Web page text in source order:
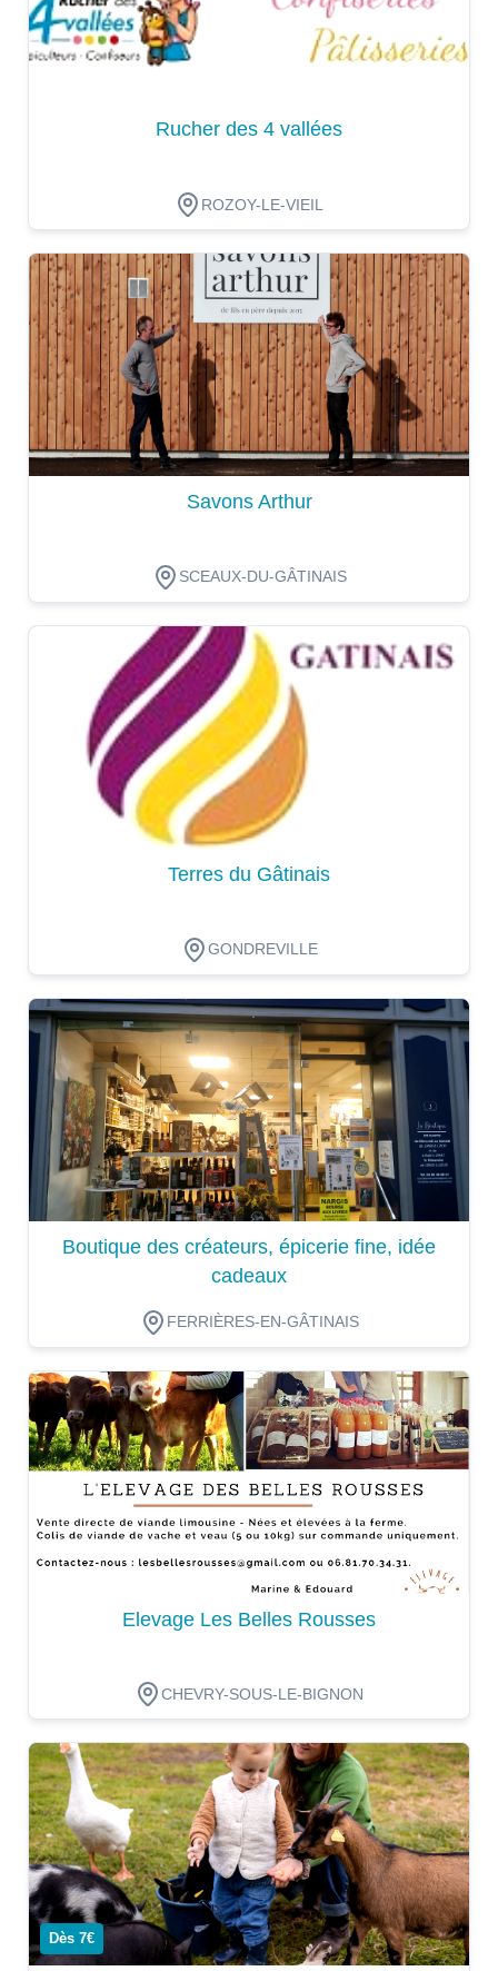
Rucher des 4 vallées
ROZOY-LE-VIEIL
Dégustation
Savons Arthur
SCEAUX-DU-GÂTINAIS
Dégustation
Terres du Gâtinais
GONDREVILLE
Dégustation
Boutique des créateurs, épicerie fine, idée
cadeaux
FERRIÈRES-EN-GÂTINAIS
Dégustation
Elevage Les Belles Rousses
CHEVRY-SOUS-LE-BIGNON
Dégustation
Dès 7€